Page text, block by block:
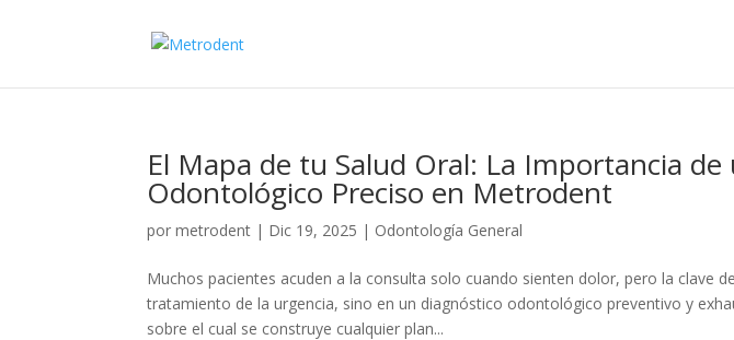
El Mapa de tu Salud Oral: La Importancia
Odontológico Preciso en Metrodent
pormetrodent | Dic 19, 2025 | Odontología General
Muchos pacientes acuden a la consulta solo cuando sienten dolor, pero la clave
tratamiento de la urgencia, sino en un diagnóstico odontológico preventivo y
sobre el cual se construye cualquier plan...